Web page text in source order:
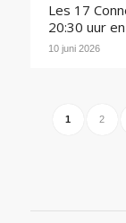
Les 17
20:30 uur
10 juni 2026
1 2